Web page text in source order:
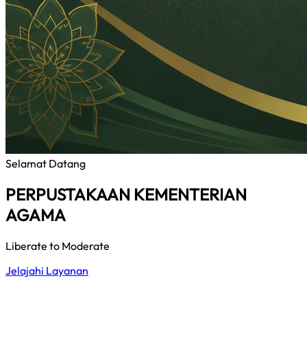
Selamat Datang
PERPUSTAKAAN KEMENTERIAN
AGAMA
Liberate to Moderate
Jelajahi Layanan